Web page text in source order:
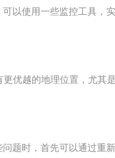
以使用一些监控工具，
优越的地理位置，尤其
时，首先可以通过重